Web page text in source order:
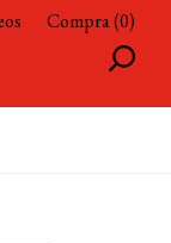
Compra (0)